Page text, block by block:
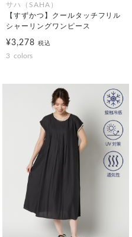
サハ（SAHA）
【すずかつ】クールタッチフリル
シャーリングワンピース
¥3,278 税込
3 colors